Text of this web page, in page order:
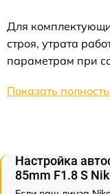
Для
строя, утрата
параметрам при
Показать
Настройка
85mm F1.8 S